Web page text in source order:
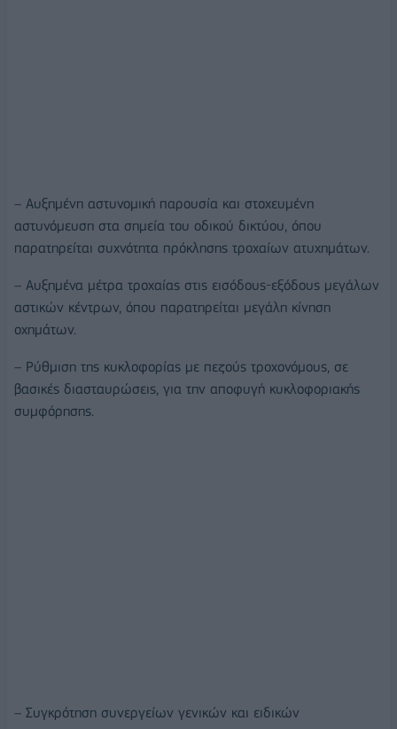
– Αυξημένη αστυνομική παρουσία και στοχευμένη
αστυνόμευση στα σημεία του οδικού δικτύου, όπου
παρατηρείται συχνότητα πρόκλησης τροχαίων ατυχημάτων.
– Αυξημένα μέτρα τροχαίας στις εισόδους-εξόδους μεγάλων
αστικών κέντρων, όπου παρατηρείται μεγάλη κίνηση
οχημάτων.
– Ρύθμιση της κυκλοφορίας με πεζούς τροχονόμους, σε
βασικές διασταυρώσεις, για την αποφυγή κυκλοφοριακής
συμφόρησης.
– Συγκρότηση συνεργείων γενικών και ειδικών